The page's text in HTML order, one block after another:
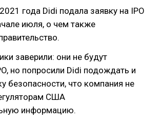
года Didi подала заявку на IPO
июля, о чем также
заверили: они не будут
но попросили Didi подождать и
безопасности, что компания не
США
информацию.